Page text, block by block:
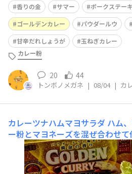
香りの金 サマー ポークステーキ
ゴールデンカレー
パウダールウ
甘辛だれしょうが
玉ねぎカレー
カレー粉
20 44
トンボノメガネ | 08/04 | カ
カレーツナハムマヨサラダ ハム
ー粉とマヨネーズを混ぜ合わせ
フ、レタス、ブロッコリー、スペ
の上に盛りつけましたスパイシ
おいしかったです